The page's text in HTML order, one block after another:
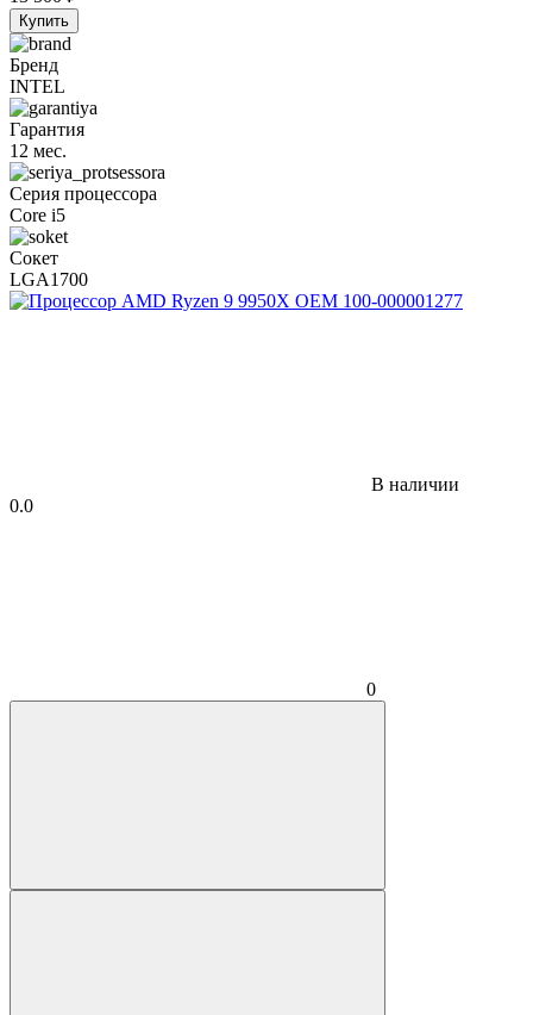
Купить
Бренд
INTEL
Гарантия
12 мес.
Серия процессора
Core i5
Сокет
LGA1700
В наличии
0.0
0